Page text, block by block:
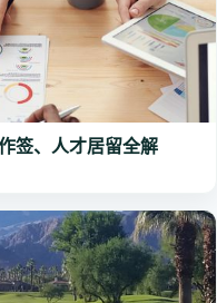
签、人才居留全解